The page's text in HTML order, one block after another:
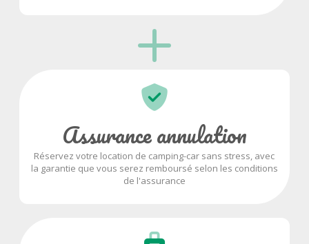
Assurance annulation
Réservez votre location de camping-car sans stress, avec
la garantie que vous serez remboursé selon les conditions
de l'assurance